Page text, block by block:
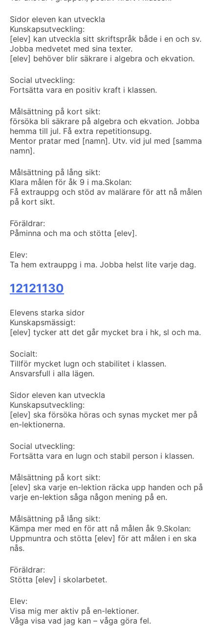
Sidor eleven kan utveckla
Kunskapsutveckling:
[elev] kan utveckla sitt skriftspråk både i en och sv.
Jobba medvetet med sina texter.
[elev] behöver blir säkrare i algebra och ekvation.
Social utveckling:
Fortsätta vara en positiv kraft i klassen.
Målsättning på kort sikt:
försöka bli säkrare på algebra och ekvation. Jobba
hemma till jul. Få extra repetitionsupg.
Mentor pratar med [namn]. Utv. vid jul med [samma
namn].
Målsättning på lång sikt:
Klara målen för åk 9 i ma.Skolan:
Få extrauppg och stöd av malärare för att nå målen
på kort sikt.
Föräldrar:
Påminna och ma och stötta [elev].
Elev:
Ta hem extrauppg i ma. Jobba helst lite varje dag.
12121130
Elevens starka sidor
Kunskapsmässigt:
[elev] tycker att det går mycket bra i hk, sl och ma.
Socialt:
Tillför mycket lugn och stabilitet i klassen.
Ansvarsfull i alla lägen.
Sidor eleven kan utveckla
Kunskapsutveckling:
[elev] ska försöka höras och synas mycket mer på
en-lektionerna.
Social utveckling:
Fortsätta vara en lugn och stabil person i klassen.
Målsättning på kort sikt:
[elev] ska varje en-lektion räcka upp handen och på
varje en-lektion såga någon mening på en.
Målsättning på lång sikt:
Kämpa mer med en för att nå målen åk 9.Skolan:
Uppmuntra och stötta [elev] för att målen i en ska
nås.
Föräldrar:
Stötta [elev] i skolarbetet.
Elev:
Visa mig mer aktiv på en-lektioner.
Våga visa vad jag kan – våga göra fel.